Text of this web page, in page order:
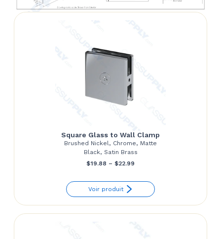
Square Glass to Wall Clamp
Brushed Nickel, Chrome, Matte
Black, Satin Brass
$19.88 – $22.99
$19.88
through
Voir produit